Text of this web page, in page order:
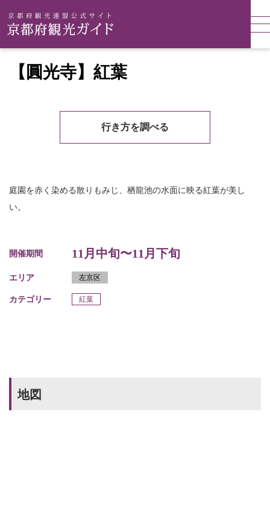
【圓光寺】紅葉
行き方を調べる
庭園を赤く染める散りもみじ、栖龍池の水面に映る紅葉が美し
い。
開催期間 11月中旬〜11月下旬
エリア 左京区
カテゴリー 紅葉
地図